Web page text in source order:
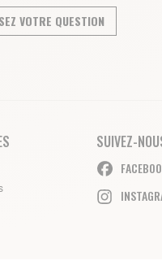
VOTRE QUESTION
SUIVEZ-